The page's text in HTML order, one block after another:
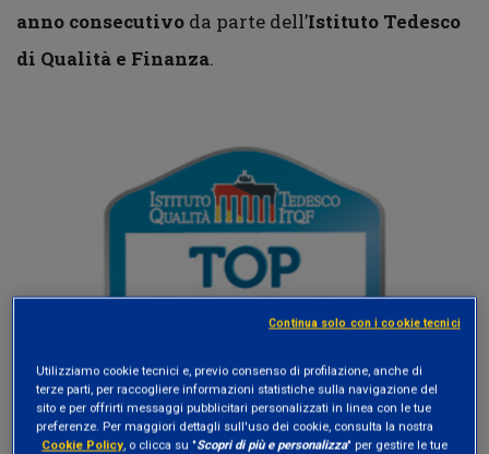
anno consecutivo da parte dell’Istituto Tedesco
di Qualità e Finanza.
Utilizziamo cookie tecnici e, previo consenso di profilazione, anche di
terze parti, per raccogliere informazioni statistiche sulla navigazione del
sito e per offrirti messaggi pubblicitari personalizzati in linea con le tue
preferenze. Per maggiori dettagli sull'uso dei cookie, consulta la nostra
Cookie Policy, o clicca su "Scopri di più e personalizza" per gestire le tue
Continua solo con i cookie tecnici